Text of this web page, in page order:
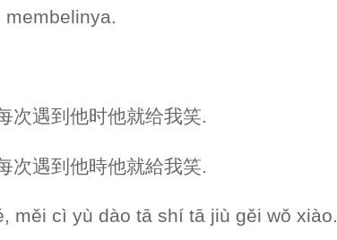
次遇到他时他就给我笑.
次遇到他時他就給我笑.
měi cì yù dào tā shí tā jiù gěi wǒ xiào.